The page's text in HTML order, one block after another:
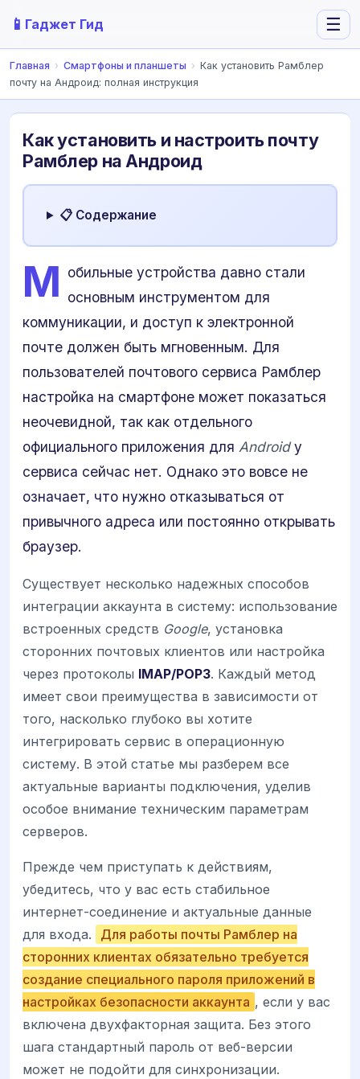
📱 Гаджет Гид ☰
Главная › Смартфоны и планшеты › Как установить Рамблер
почту на Андроид: полная инструкция
Как установить и настроить почту
Рамблер на Андроид
📋 Содержание
М обильные устройства давно стали
основным инструментом для
коммуникации, и доступ к электронной
почте должен быть мгновенным. Для
пользователей почтового сервиса Рамблер
настройка на смартфоне может показаться
неочевидной, так как отдельного
официального приложения для Androidу
сервиса сейчас нет. Однако это вовсе не
означает, что нужно отказываться от
привычного адреса или постоянно открывать
браузер.
Существует несколько надежных способов
интеграции аккаунта в систему: использование
встроенных средств Google, установка
сторонних почтовых клиентов или настройка
через протоколы IMAP/POP3. Каждый метод
имеет свои преимущества в зависимости от
того, насколько глубоко вы хотите
интегрировать сервис в операционную
систему. В этой статье мы разберем все
актуальные варианты подключения, уделив
особое внимание техническим параметрам
серверов.
Прежде чем приступать к действиям,
убедитесь, что у вас есть стабильное
интернет-соединение и актуальные данные
для входа.
Для работы почты Рамблер на
сторонних клиентах обязательно требуется
создание специального пароля приложений в
настройках безопасности аккаунта , если у вас
включена двухфакторная защита. Без этого
шага стандартный пароль от веб-версии
может не подойти для синхронизации.